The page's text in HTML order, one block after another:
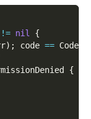
!= nil
{
) ; code ==
{